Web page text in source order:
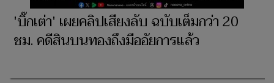
'บิ๊กเต่า' เผยคลิปเสียงลับ ฉบับเต็มกว่า 20
ชม. คดีสินบนทองถึงมืออัยการแล้ว